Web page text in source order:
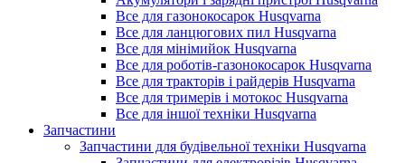
Все для газонокосарок Husqvarna
Все для ланцюгових пил Husqvarna
Все для мінімийок Husqvarna
Все для роботів-газонокосарок Husqvarna
Все для тракторів і райдерів Husqvarna
Все для тримерів і мотокос Husqvarna
Все для іншої техніки Husqvarna
Запчастини
Запчастини для будівельної техніки Husqvarna